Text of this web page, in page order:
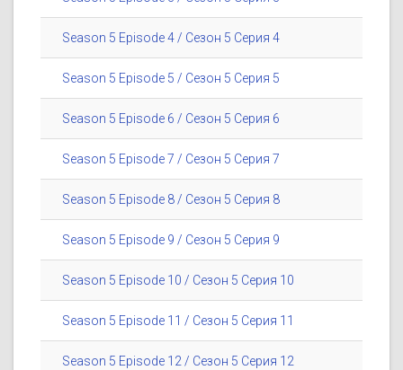
Season 5 Episode 4 / Сезон 5 Серия 4
Season 5 Episode 5 / Сезон 5 Серия 5
Season 5 Episode 6 / Сезон 5 Серия 6
Season 5 Episode 7 / Сезон 5 Серия 7
Season 5 Episode 8 / Сезон 5 Серия 8
Season 5 Episode 9 / Сезон 5 Серия 9
Season 5 Episode 10 / Сезон 5 Серия 10
Season 5 Episode 11 / Сезон 5 Серия 11
Season 5 Episode 12 / Сезон 5 Серия 12